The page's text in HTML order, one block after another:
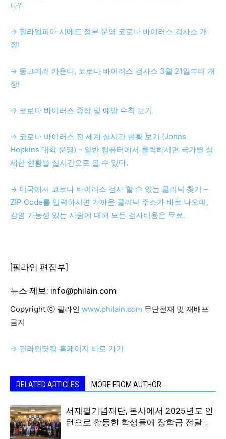
나?
→ 필라델피아 시에도 정부 운영 코로나 바이러스 검사소 개
장!
→ 몽고메리 카운티, 코로나 바이러스 검사소 3월 21일부터 개
장!
→ 코로나 바이러스 증상 및 예방 수칙 보기
→ 코로나 바이러스 전 세계 실시간 현황 보기 (Johns
Hopkins 대학 운영) – 일반 컴퓨터에서 클릭하시면 국가별 상
세한 현황을 실시간으로 볼 수 있다.
→ 미국에서 코로나 바이러스 검사 할 수 있는 클리닉 찾기 –
ZIP Code를 입력하시면 가까운 클리닉 주소가 바로 나오며,
감염 가능성 있는 사람에 대해 모든 검사비용은 무료.
[필라인 편집부]
뉴스 제보: info@philain.com
Copyright ⓒ 필라인 www.philain.com 무단전재 및 재배포
금지
→ 필라인닷컴 홈페이지 바로 가기
RELATED ARTICLES MORE FROM AUTHOR
서재필기념재단, 본사에서 2025년도 인
턴으로 활동한 학생들에 장학금 전달…